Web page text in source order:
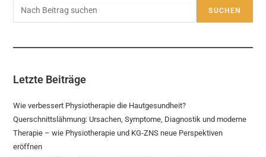
SUCHEN
Letzte Beiträge
Wie verbessert Physiotherapie die Hautgesundheit?
Querschnittslähmung: Ursachen, Symptome, Diagnostik und moderne
Therapie – wie Physiotherapie und KG-ZNS neue Perspektiven
eröffnen